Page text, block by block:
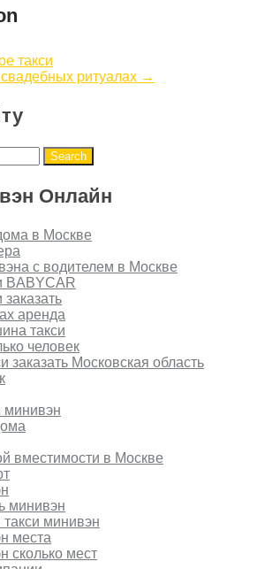
такси
ритуалах →
Онлайн
в Москве
с водителем в Москве
BABYCAR
заказать
аренда
такси
человек
заказать Московская область
минивэн
вместимости в Москве
минивэн
минивэн
места
сколько мест